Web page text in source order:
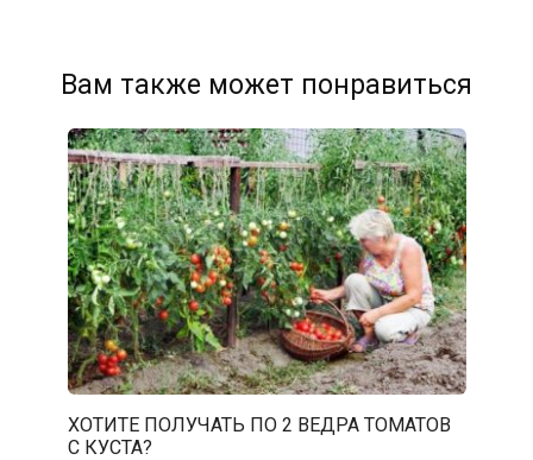
Вам также может понравиться
ХОТИТЕ ПОЛУЧАТЬ ПО 2 ВЕДРА ТОМАТОВ
С КУСТА?